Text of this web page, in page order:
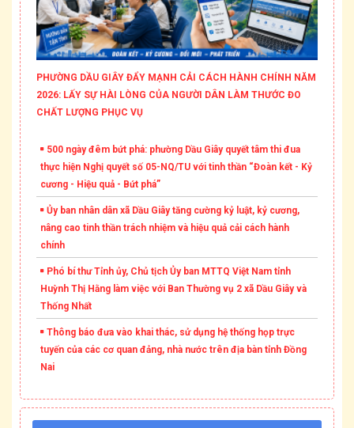
PHƯỜNG DẦU GIÂY ĐẨY MẠNH CẢI CÁCH HÀNH CHÍNH NĂM
2026: LẤY SỰ HÀI LÒNG CỦA NGƯỜI DÂN LÀM THƯỚC ĐO
CHẤT LƯỢNG PHỤC VỤ
500 ngày đêm bứt phá: phường Dầu Giây quyết tâm thi đua
thực hiện Nghị quyết số 05-NQ/TU với tinh thần “Đoàn kết - Kỷ
cương - Hiệu quả - Bứt phá”
Ủy ban nhân dân xã Dầu Giây tăng cường kỷ luật, kỷ cương,
nâng cao tinh thần trách nhiệm và hiệu quả cải cách hành
chính
Phó bí thư Tỉnh ủy, Chủ tịch Ủy ban MTTQ Việt Nam tỉnh
Huỳnh Thị Hằng làm việc với Ban Thường vụ 2 xã Dầu Giây và
Thống Nhất
Thông báo đưa vào khai thác, sử dụng hệ thống họp trực
tuyến của các cơ quan đảng, nhà nước trên địa bàn tỉnh Đồng
Nai